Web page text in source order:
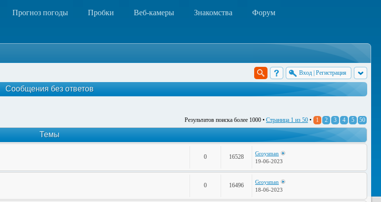
Прогноз погоды Пробки Веб-камеры Знакомства Форум
Вход Регистрация
Сообщения без ответов
Результатов поиска более 1000 • Страница 1 из 50 • 1 2 3 4 5 50
Темы
0 16528
Groysman
19-06-2023
0 16496
Groysman
18-06-2023